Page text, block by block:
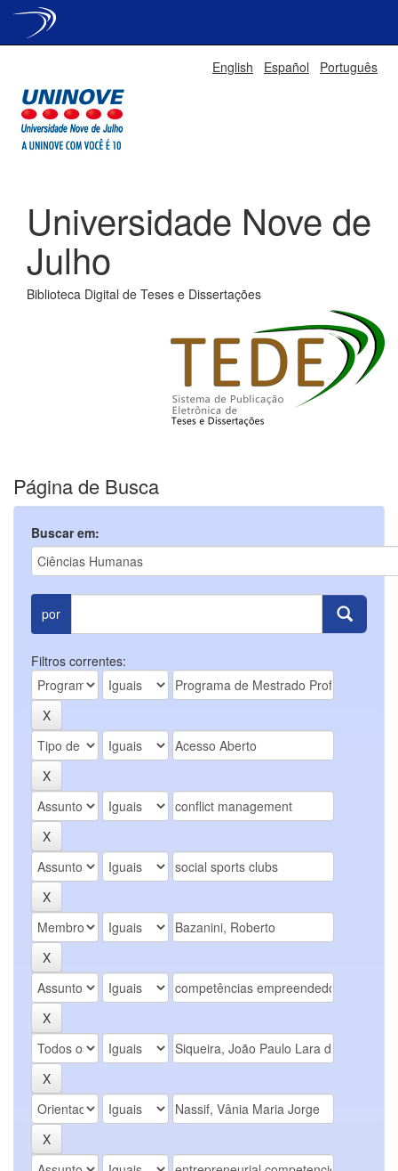
English Español Português
Universidade Nove de
Julho
Biblioteca Digital de Teses e Dissertações
Página de Busca
Buscar em:
por
Filtros correntes: